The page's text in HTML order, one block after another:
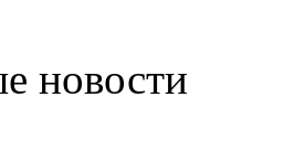
новости